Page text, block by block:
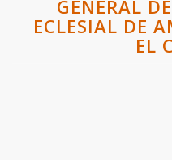
GENERAL
ECLESIAL DE
EL